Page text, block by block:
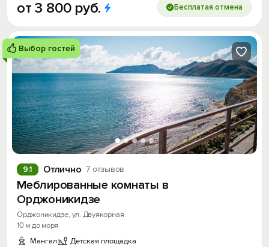
от3 800 руб. Бесплатая отмена
Выбор гостей
Отлично 7 отзывов
9.1
Меблированные комнаты в
Орджоникидзе
Орджоникидзе, ул. Двуякорная
10 м до моря
Мангал
Детская площадка